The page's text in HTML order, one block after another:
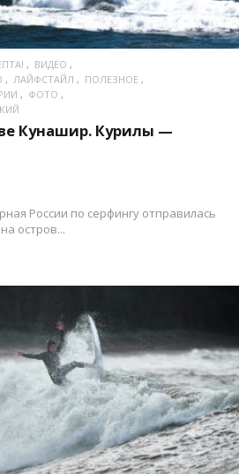
ВИДЕО
ЛАЙФСТАЙЛ
ПОЛЕЗНОЕ
ФОТО
Кунашир. Курилы —
России по серфингу отправилась
остров...